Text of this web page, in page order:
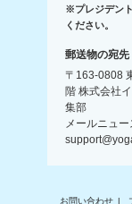
※プレジデン
ください。
郵送物の宛先
〒163-0808
階 株式会社
集部
メールニュー
お問い合わせ